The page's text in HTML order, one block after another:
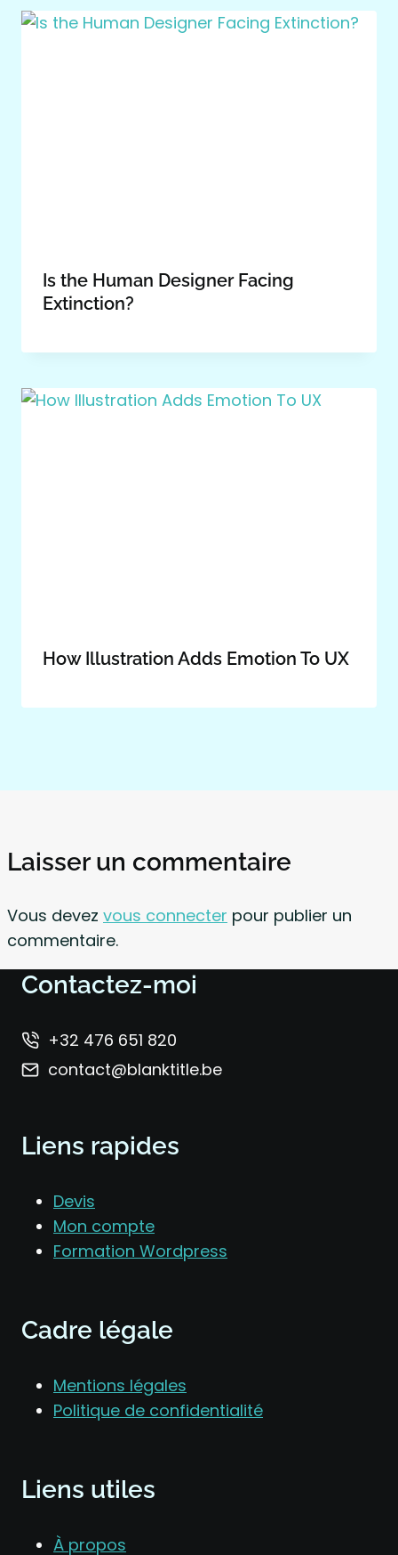
Is the Human Designer Facing
Extinction?
How Illustration Adds Emotion To UX
Laisser un commentaire
Vous devez vous connecter pour publier un
commentaire.
Contactez-moi
+32 476 651 820
contact@blanktitle.be
Liens rapides
Devis
Mon compte
Formation Wordpress
Cadre légale
Mentions légales
Politique de confidentialité
Liens utiles
À propos